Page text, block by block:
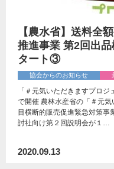
【農水省】送料全
推進事業 第2回出
タート③
協会からのお知らせ
「＃元気いただきますプロ
で開催 農林水産省の「＃元
目横断的販売促進緊急対策事
討社向け第２回説明会が１…
2020.09.13